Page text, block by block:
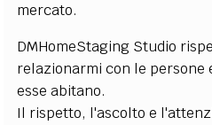
mercato.
DMHomeStaging Studio
relazionarmi con le persone
esse abitano.
Il rispetto, l'ascolto e